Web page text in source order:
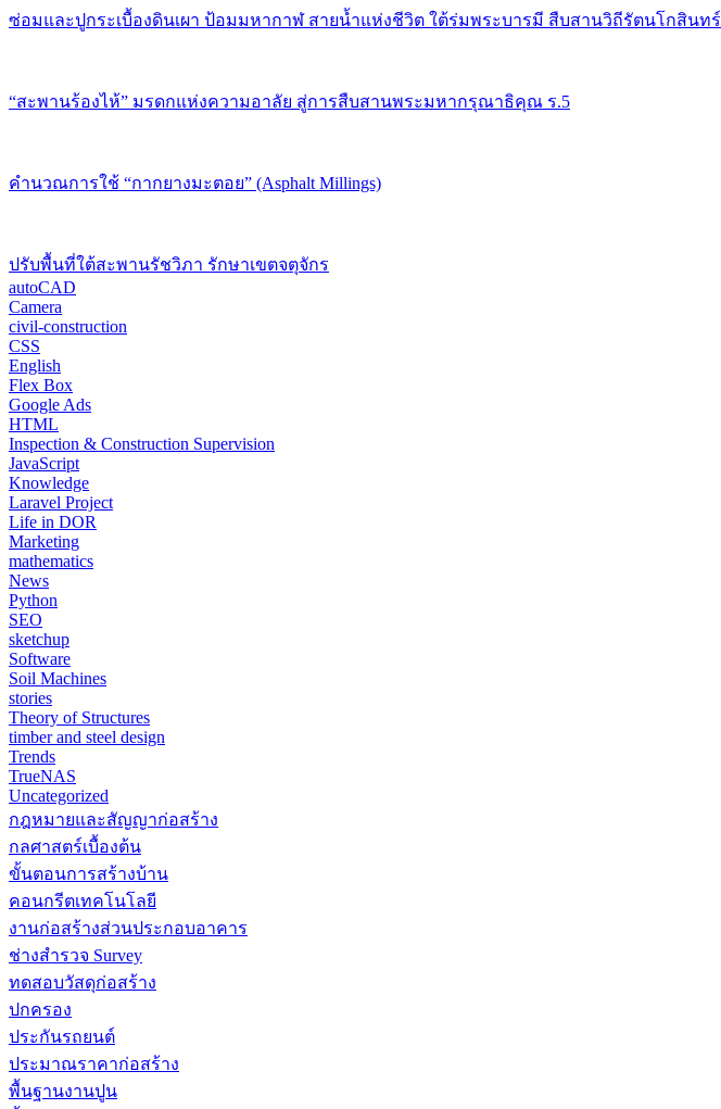
ซ่อมและปูกระเบื้องดินเผา ป้อมมหากาฬ สายน้ำแห่งชีวิต ใต้ร่มพระบารมี สืบสานวิถีรัตนโกสินทร์
“สะพานร้องไห้” มรดกแห่งความอาลัย สู่การสืบสานพระมหากรุณาธิคุณ ร.5
คำนวณการใช้ “กากยางมะตอย” (Asphalt Millings)
ปรับพื้นที่ใต้สะพานรัชวิภา รักษาเขตจตุจักร
autoCAD
Camera
civil-construction
CSS
English
Flex Box
Google Ads
HTML
Inspection & Construction Supervision
JavaScript
Knowledge
Laravel Project
Life in DOR
Marketing
mathematics
News
Python
SEO
sketchup
Software
Soil Machines
stories
Theory of Structures
timber and steel design
Trends
TrueNAS
Uncategorized
กฎหมายและสัญญาก่อสร้าง
กลศาสตร์เบื้องต้น
ขั้นตอนการสร้างบ้าน
คอนกรีตเทคโนโลยี
งานก่อสร้างส่วนประกอบอาคาร
ช่างสำรวจ Survey
ทดสอบวัสดุก่อสร้าง
ปกครอง
ประกันรถยนต์
ประมาณราคาก่อสร้าง
พื้นฐานงานปูน